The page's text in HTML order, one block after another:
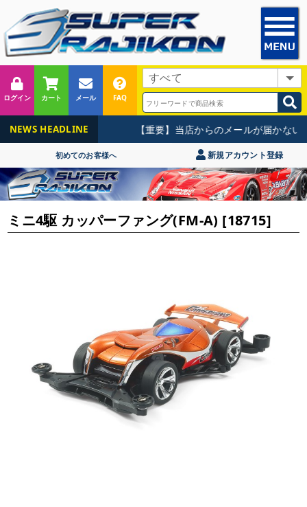
ログイン カート メール FAQ
NEWS HEADLINE 【重要】当店からのメールが届かない
初めてのお客様へ 新規アカウント登録
ミニ4駆 カッパーファング(FM-A) [18715]